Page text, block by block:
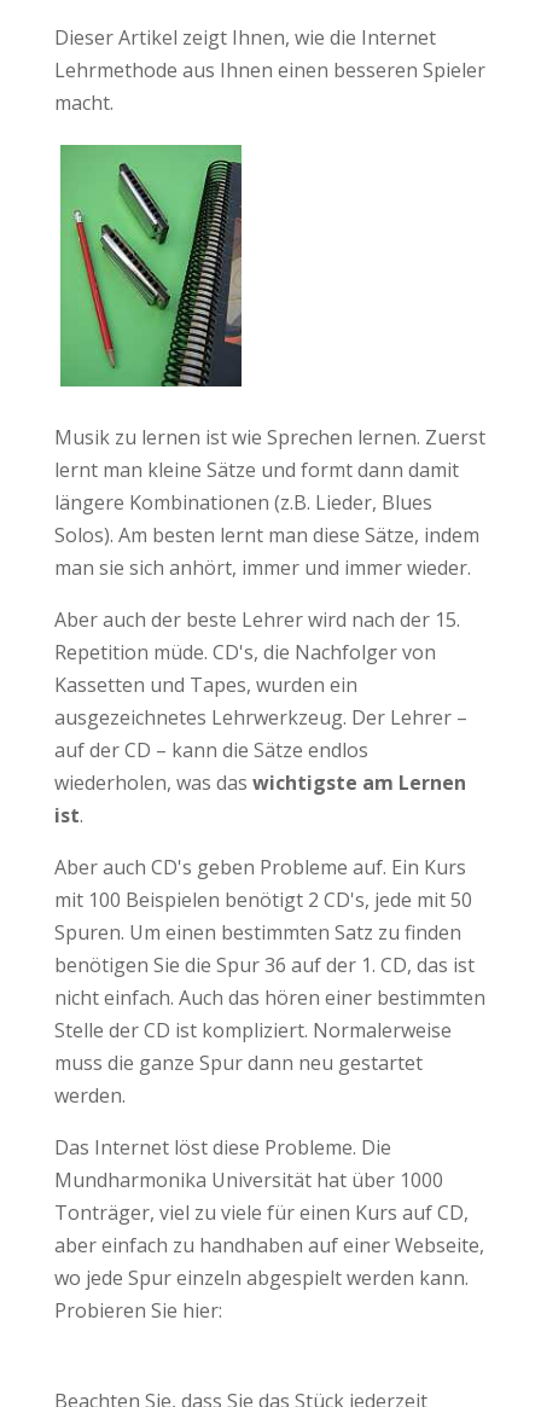
Dieser Artikel zeigt Ihnen, wie die Internet
Lehrmethode aus Ihnen einen besseren Spieler
macht.
Musik zu lernen ist wie Sprechen lernen. Zuerst
lernt man kleine Sätze und formt dann damit
längere Kombinationen (z.B. Lieder, Blues
Solos). Am besten lernt man diese Sätze, indem
man sie sich anhört, immer und immer wieder.
Aber auch der beste Lehrer wird nach der 15.
Repetition müde. CD's, die Nachfolger von
Kassetten und Tapes, wurden ein
ausgezeichnetes Lehrwerkzeug. Der Lehrer –
auf der CD – kann die Sätze endlos
wiederholen, was das wichtigste am Lernen
ist.
Aber auch CD's geben Probleme auf. Ein Kurs
mit 100 Beispielen benötigt 2 CD's, jede mit 50
Spuren. Um einen bestimmten Satz zu finden
benötigen Sie die Spur 36 auf der 1. CD, das ist
nicht einfach. Auch das hören einer bestimmten
Stelle der CD ist kompliziert. Normalerweise
muss die ganze Spur dann neu gestartet
werden.
Das Internet löst diese Probleme. Die
Mundharmonika Universität hat über 1000
Tonträger, viel zu viele für einen Kurs auf CD,
aber einfach zu handhaben auf einer Webseite,
wo jede Spur einzeln abgespielt werden kann.
Probieren Sie hier:
Beachten Sie, dass Sie das Stück jederzeit